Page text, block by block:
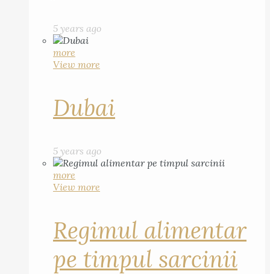
5 years ago
more
View more
Dubai
5 years ago
more
View more
Regimul alimentar
pe timpul sarcinii